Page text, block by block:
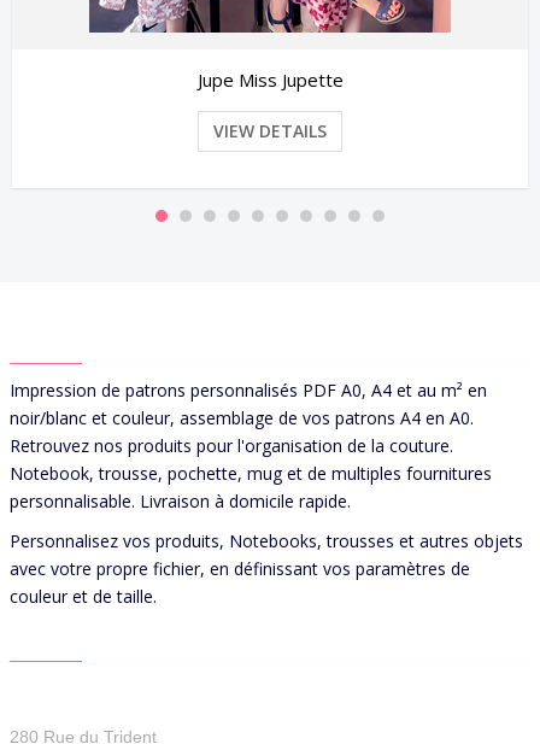
Jupe Miss Jupette
VIEW DETAILS
Impression de patrons personnalisés PDF A0, A4 et au m² en
noir/blanc et couleur, assemblage de vos patrons A4 en A0.
Retrouvez nos produits pour l'organisation de la couture.
Notebook, trousse, pochette, mug et de multiples fournitures
personnalisable. Livraison à domicile rapide.
Personnalisez vos produits, Notebooks, trousses et autres objets
avec votre propre fichier, en définissant vos paramètres de
couleur et de taille.
280 Rue du Trident